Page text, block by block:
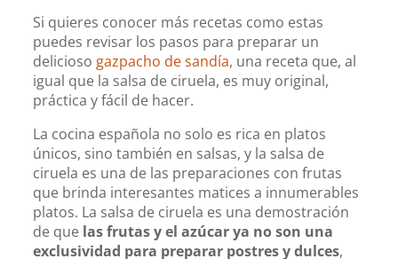
Si quieres conocer más recetas como estas
puedes revisar los pasos para preparar un
delicioso gazpacho de sandía, una receta que, al
igual que la salsa de ciruela, es muy original,
práctica y fácil de hacer.
La cocina española no solo es rica en platos
únicos, sino también en salsas, y la salsa de
ciruela es una de las preparaciones con frutas
que brinda interesantes matices a innumerables
platos. La salsa de ciruela es una demostración
de que las frutas y el azúcar ya no son una
exclusividad para preparar postres y dulces,